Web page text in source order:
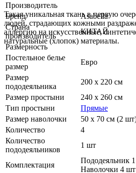
Такая уникальная ткань в первую
людей, страдающих кожными
аллергию на искусственные,
натуральные (хлопок) материалы.
Производитель
Бренд
Asabella
Страна
производитель
КИТАЙ
Размерность
Постельное белье
размер
Евро
Размер
пододеяльника
200 х 220 см
Размер простыни
240 х 260 см
Тип простыни
Прямые
Размер наволочки
50 х 70 см (2
Количество
4
Количество
пододеяльников
1 шт
Комплектация
Пододеяльник
Наволочки 4 шт